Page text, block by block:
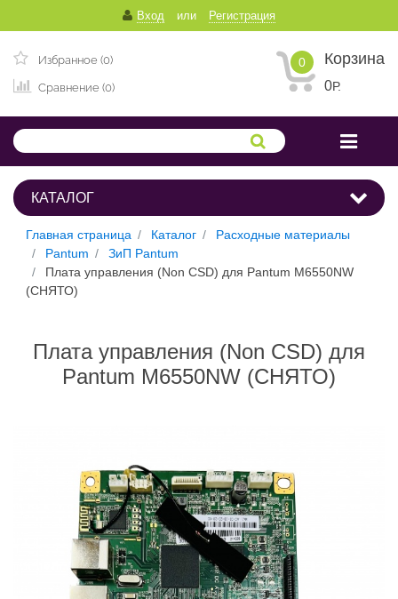
Вход или Регистрация
Избранное (0)
Сравнение (0)
0 Корзина
0Р.
КАТАЛОГ
Главная страница Каталог
Расходные материалы
Pantum
ЗиП Pantum
Плата управления (Non CSD) для Pantum M6550NW
(СНЯТО)
Плата управления (Non CSD) для
Pantum M6550NW (СНЯТО)